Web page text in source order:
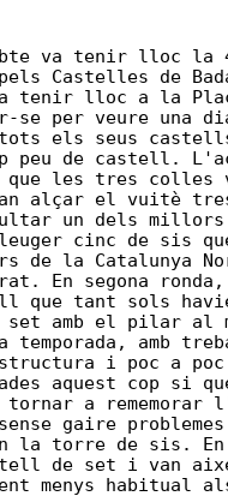
va tenir lloc la
pels Castelles de
tenir lloc a la
se per veure una
els seus
peu de castell.
que les tres colles
alçar el vuitè tres
un dels
cinc de sis que
de la Catalunya
En segona
que tant sols
set amb el pilar al
temporada, amb
i poc a
aquest cop si
tornar a
gaire
la torre de sis.
de set i van
menys habitual